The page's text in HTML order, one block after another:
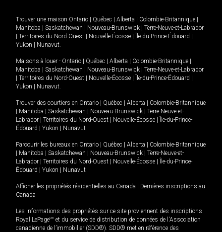
Trouver une maison Ontario | Québec | Alberta | Colombie-Britannique |
Manitoba | Saskatchewan | Nouveau-Brunswick | Terre-Neuve-et-Labrador
| Territoires du Nord-Ouest | Nouvelle-Écosse | Île-du-Prince-Édouard |
Yukon | Nunavut
Maisons à louer - Ontario | Québec | Alberta | Colombie-Britannique |
Manitoba | Saskatchewan | Nouveau-Brunswick | Terre-Neuve-et-Labrador
| Territoires du Nord-Ouest | Nouvelle-Écosse | Île-du-Prince-Édouard |
Yukon | Nunavut
Trouver des courtiers en Ontario | Québec | Alberta | Colombie-Britannique
| Manitoba | Saskatchewan | Nouveau-Brunswick | Terre-Neuve-et-
Labrador | Territoires du Nord-Ouest | Nouvelle-Écosse | Île-du-Prince-
Édouard | Yukon | Nunavut
Parcourir les bureaux en Ontario | Québec | Alberta | Colombie-Britannique
| Manitoba | Saskatchewan | Nouveau-Brunswick | Terre-Neuve-et-
Labrador | Territoires du Nord-Ouest | Nouvelle-Écosse | Île-du-Prince-
Édouard | Yukon | Nunavut
Afficher les propriétés résidentielles au Canada | Dernières inscriptions au
Canada
Les informations des propriétés sur ce site proviennent des inscriptions
Royal LePageMD et du service de distribution de données de l'Association
canadienne de l’immobilier (SDD®). SDD® met en référence des